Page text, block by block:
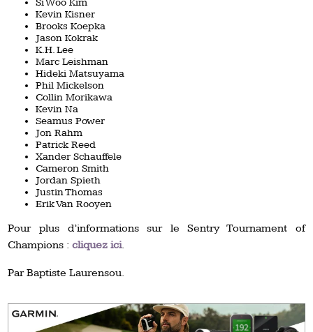
Kevin Kisner
Brooks Koepka
Jason Kokrak
K.H. Lee
Marc Leishman
Hideki Matsuyama
Phil Mickelson
Collin Morikawa
Kevin Na
Seamus Power
Jon Rahm
Patrick Reed
Xander Schauffele
Cameron Smith
Jordan Spieth
Justin Thomas
Erik Van Rooyen
Pour plus d’informations sur le Sentry Tournament of
Champions :cliquez ici.
Par Baptiste Laurensou.